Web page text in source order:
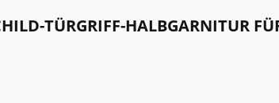
TÜRGRIFF-HALBGARNITUR